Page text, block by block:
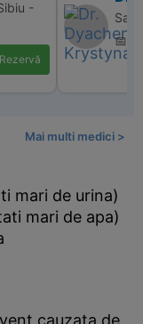
-
Rezervă
📅
Mai multi medici >
mari de urina)
mari de apa)
cauzata de